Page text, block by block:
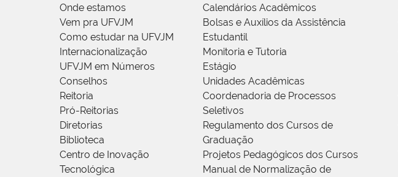
Onde estamos
Vem pra UFVJM
Como estudar na UFVJM
Internacionalização
UFVJM em Números
Conselhos
Reitoria
Pró-Reitorias
Diretorias
Biblioteca
Centro de Inovação
Tecnológica
Calendários Acadêmicos
Bolsas e Auxílios da Assistência
Estudantil
Monitoria e Tutoria
Estágio
Unidades Acadêmicas
Coordenadoria de Processos
Seletivos
Regulamento dos Cursos de
Graduação
Projetos Pedagógicos dos Cursos
Manual de Normalização de